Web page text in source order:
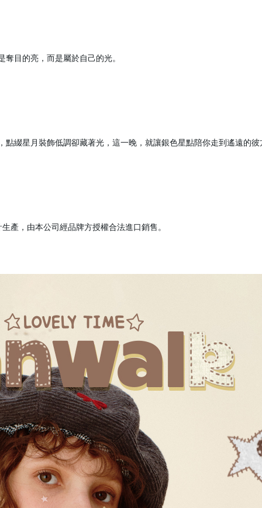
我 要 註 冊
目的亮，而是屬於自己的光。
綴星月裝飾低調卻藏著光，這一晚，就讓銀色星點陪你走到遙遠的彼
產，由本公司經品牌方授權合法進口銷售。